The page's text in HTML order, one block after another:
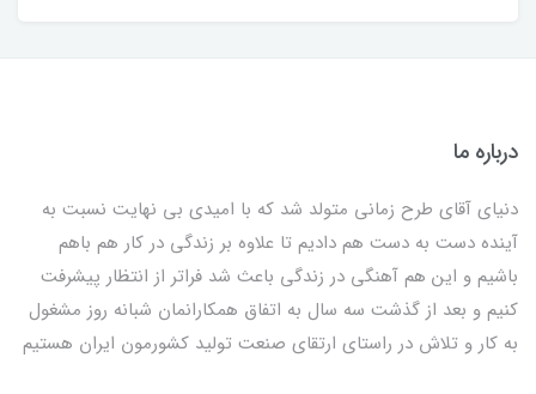
درباره ما
دنیای آقای طرح زمانی متولد شد که با امیدی بی نهایت نسبت به
آینده دست به دست هم دادیم تا علاوه بر زندگی در کار هم باهم
باشیم و این هم آهنگی در زندگی باعث شد فراتر از انتظار پیشرفت
کنیم و بعد از گذشت سه سال به اتفاق همکارانمان شبانه روز مشغول
به کار و تلاش در راستای ارتقای صنعت تولید کشورمون ایران هستیم